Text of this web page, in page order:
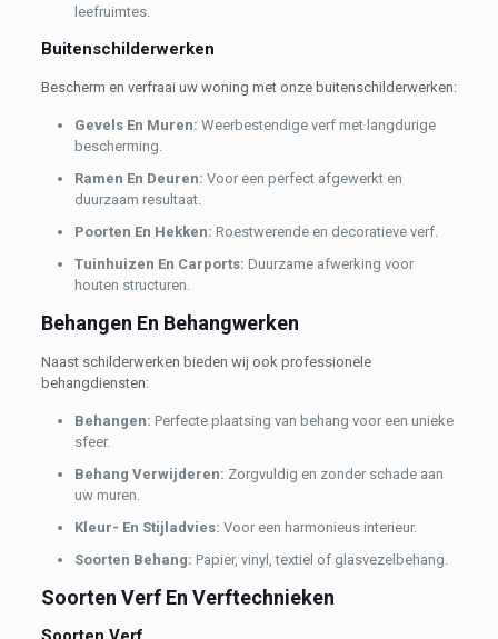
leefruimtes.
Buitenschilderwerken
Bescherm en verfraai uw woning met onze buitenschilderwerken:
Gevels En Muren: Weerbestendige verf met langdurige
bescherming.
Ramen En Deuren: Voor een perfect afgewerkt en
duurzaam resultaat.
Poorten En Hekken: Roestwerende en decoratieve verf.
Tuinhuizen En Carports: Duurzame afwerking voor
houten structuren.
Behangen En Behangwerken
Naast schilderwerken bieden wij ook professionele
behangdiensten:
Behangen: Perfecte plaatsing van behang voor een unieke
sfeer.
Behang Verwijderen: Zorgvuldig en zonder schade aan
uw muren.
Kleur- En Stijladvies: Voor een harmonieus interieur.
Soorten Behang: Papier, vinyl, textiel of glasvezelbehang.
Soorten Verf En Verftechnieken